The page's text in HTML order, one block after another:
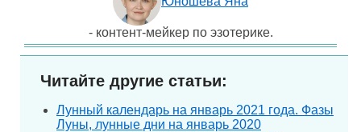
- контент-мейкер по эзотерике.
Читайте другие статьи:
Лунный календарь на январь 2021 года. Фазы
Луны, лунные дни на январь 2020